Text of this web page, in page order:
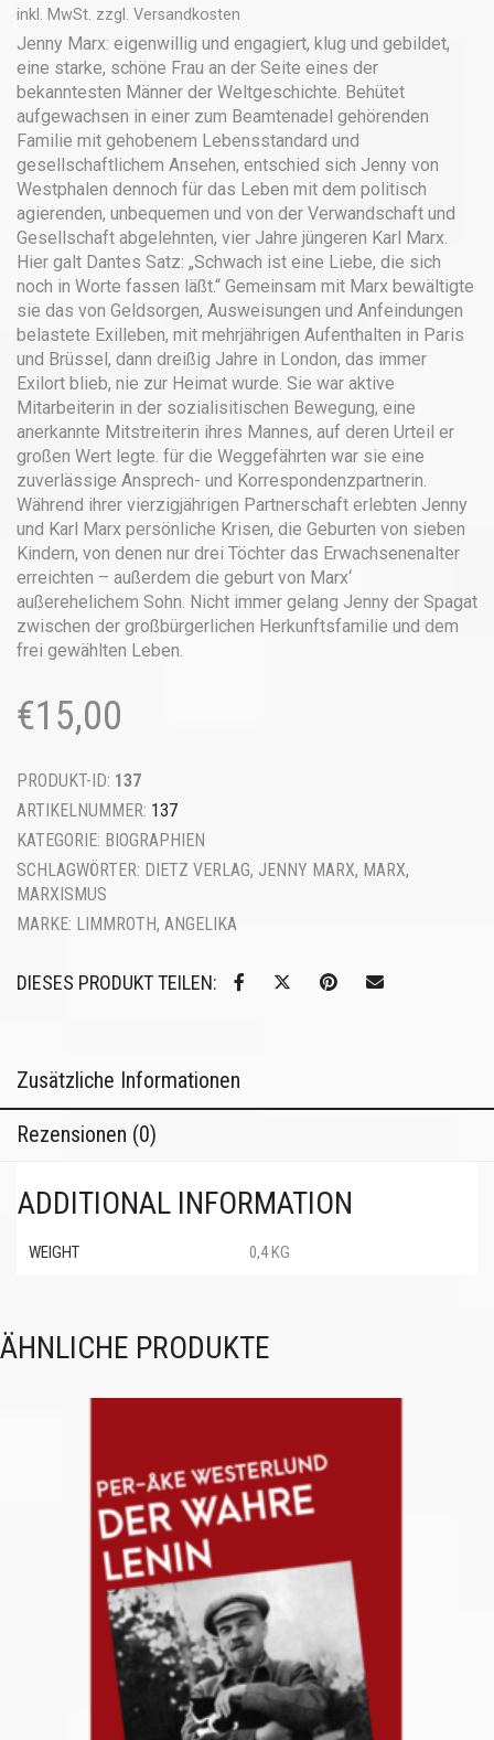
Menge
inkl. MwSt. zzgl. Versandkosten
Jenny Marx: eigenwillig und engagiert, klug und gebildet,
eine starke, schöne Frau an der Seite eines der
bekanntesten Männer der Weltgeschichte. Behütet
aufgewachsen in einer zum Beamtenadel gehörenden
Familie mit gehobenem Lebensstandard und
gesellschaftlichem Ansehen, entschied sich Jenny von
Westphalen dennoch für das Leben mit dem politisch
agierenden, unbequemen und von der Verwandschaft und
Gesellschaft abgelehnten, vier Jahre jüngeren Karl Marx.
Hier galt Dantes Satz: „Schwach ist eine Liebe, die sich
noch in Worte fassen läßt.“ Gemeinsam mit Marx bewältigte
sie das von Geldsorgen, Ausweisungen und Anfeindungen
belastete Exilleben, mit mehrjährigen Aufenthalten in Paris
und Brüssel, dann dreißig Jahre in London, das immer
Exilort blieb, nie zur Heimat wurde. Sie war aktive
Mitarbeiterin in der sozialisitischen Bewegung, eine
anerkannte Mitstreiterin ihres Mannes, auf deren Urteil er
großen Wert legte. für die Weggefährten war sie eine
zuverlässige Ansprech- und Korrespondenzpartnerin.
Während ihrer vierzigjährigen Partnerschaft erlebten Jenny
und Karl Marx persönliche Krisen, die Geburten von sieben
Kindern, von denen nur drei Töchter das Erwachsenenalter
erreichten – außerdem die geburt von Marx‘
außerehelichem Sohn. Nicht immer gelang Jenny der Spagat
zwischen der großbürgerlichen Herkunftsfamilie und dem
frei gewählten Leben.
€15,00
PRODUKT-ID: 137
ARTIKELNUMMER: 137
KATEGORIE: BIOGRAPHIEN
SCHLAGWÖRTER: DIETZ VERLAG, JENNY MARX, MARX,
MARXISMUS
MARKE: LIMMROTH, ANGELIKA
DIESES PRODUKT TEILEN:
Zusätzliche Informationen
Rezensionen (0)
ADDITIONAL INFORMATION
WEIGHT 0,4 KG
ÄHNLICHE PRODUKTE